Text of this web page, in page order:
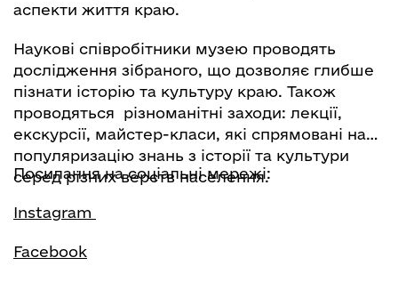
аспекти життя краю.
Наукові співробітники музею проводять
дослідження зібраного, що дозволяє глибше
пізнати історію та культуру краю. Також
проводяться різноманітні заходи: лекції,
екскурсії, майстер-класи, які спрямовані на
популяризацію знань з історії та культури
серед різних верств населення.
Посилання на соціальні мережі:
Instagram
Facebook